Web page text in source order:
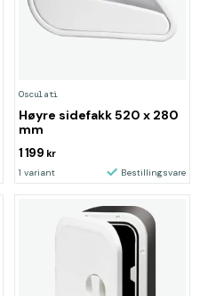
Osculati
Høyre sidefakk 520 x 280
mm
1 199 kr
1 variant Bestillingsvare